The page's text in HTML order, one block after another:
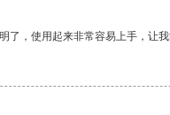
了，使用起来非常容易上手，让